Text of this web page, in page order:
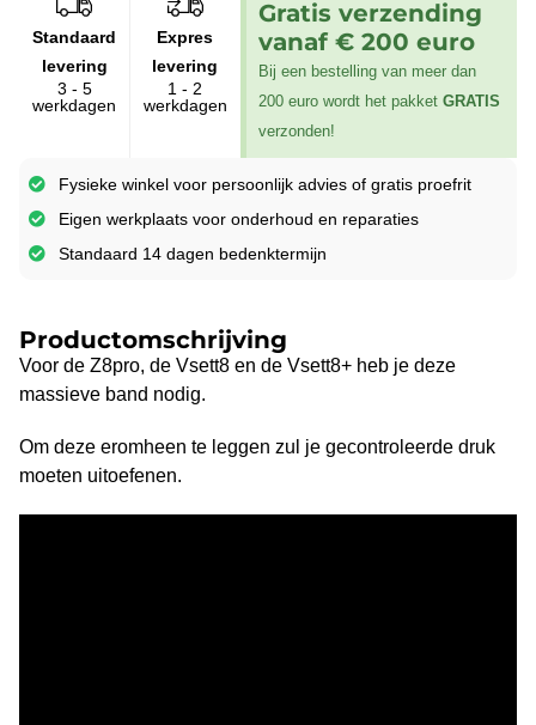
Standaard
levering
3 - 5
werkdagen
Expres
levering
1 - 2
werkdagen
Gratis verzending
vanaf € 200 euro
Bij een bestelling van meer dan
200 euro wordt het pakket GRATIS
verzonden!
Fysieke winkel voor persoonlijk advies of gratis proefrit
Eigen werkplaats voor onderhoud en reparaties
Standaard 14 dagen bedenktermijn
Productomschrijving
Voor de Z8pro, de Vsett8 en de Vsett8+ heb je deze
massieve band nodig.
Om deze eromheen te leggen zul je gecontroleerde druk
moeten uitoefenen.